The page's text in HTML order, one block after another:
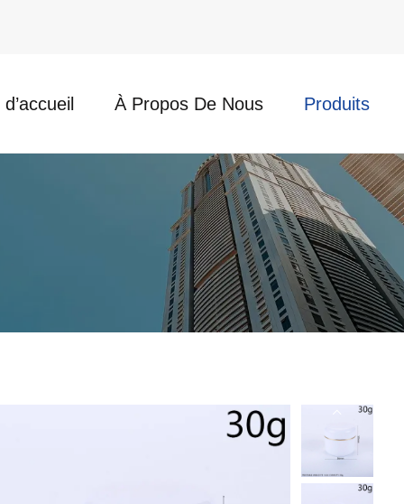
À Propos De Nous Produits